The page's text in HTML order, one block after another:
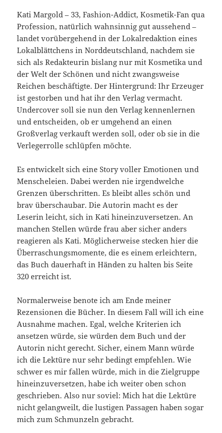
Kati Margold – 33, Fashion-Addict, Kosmetik-Fan qua
Profession, natürlich wahnsinnig gut aussehend –
landet vorübergehend in der Lokalredaktion eines
Lokalblättchens in Norddeutschland, nachdem sie
sich als Redakteurin bislang nur mit Kosmetika und
der Welt der Schönen und nicht zwangsweise
Reichen beschäftigte. Der Hintergrund: Ihr Erzeuger
ist gestorben und hat ihr den Verlag vermacht.
Undercover soll sie nun den Verlag kennenlernen
und entscheiden, ob er umgehend an einen
Großverlag verkauft werden soll, oder ob sie in die
Verlegerrolle schlüpfen möchte.
Es entwickelt sich eine Story voller Emotionen und
Menscheleien. Dabei werden nie irgendwelche
Grenzen überschritten. Es bleibt alles schön und
brav überschaubar. Die Autorin macht es der
Leserin leicht, sich in Kati hineinzuversetzen. An
manchen Stellen würde frau aber sicher anders
reagieren als Kati. Möglicherweise stecken hier die
Überraschungsmomente, die es einem erleichtern,
das Buch dauerhaft in Händen zu halten bis Seite
320 erreicht ist.
Normalerweise benote ich am Ende meiner
Rezensionen die Bücher. In diesem Fall will ich eine
Ausnahme machen. Egal, welche Kriterien ich
ansetzen würde, sie würden dem Buch und der
Autorin nicht gerecht. Sicher, einem Mann würde
ich die Lektüre nur sehr bedingt empfehlen. Wie
schwer es mir fallen würde, mich in die Zielgruppe
hineinzuversetzen, habe ich weiter oben schon
geschrieben. Also nur soviel: Mich hat die Lektüre
nicht gelangweilt, die lustigen Passagen haben sogar
mich zum Schmunzeln gebracht.